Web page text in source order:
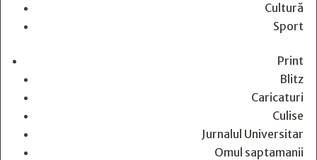
Cultură
Sport
Print
Blitz
Caricaturi
Culise
Jurnalul Universitar
Omul saptamanii